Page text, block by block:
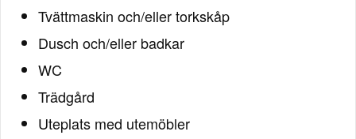
Tvättmaskin och/eller torkskåp
Dusch och/eller badkar
WC
Trädgård
Uteplats med utemöbler